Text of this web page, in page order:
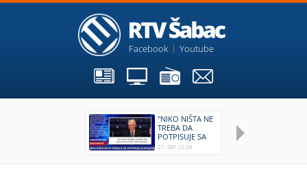
Facebook Youtube
"NIKO NIŠTA NE
TREBA DA
POTPISUJE SA
RUSIJOM"
27. SEP 22:36